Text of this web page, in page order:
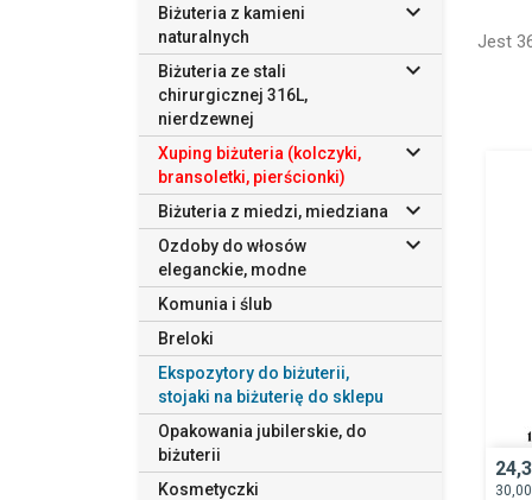
Biżuteria z kamieni
naturalnych

Biżuteria ze stali
chirurgicznej 316L,
nierdzewnej

Xuping biżuteria (kolczyki,
bransoletki, pierścionki)

Biżuteria z miedzi, miedziana 
Ozdoby do włosów
eleganckie, modne

Komunia i ślub
Breloki
Ekspozytory do biżuterii,
stojaki na biżuterię do sklepu
Opakowania jubilerskie, do
biżuterii
Kosmetyczki
Nie
Tego
W
Jest
30,00